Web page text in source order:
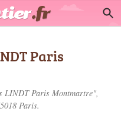
Paris
LINDT Paris Montmartre",
Paris.